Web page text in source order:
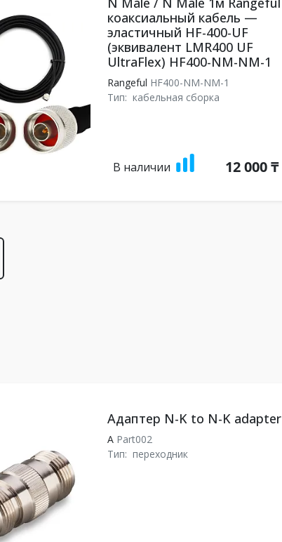
коаксиальный кабель —
эластичный HF-400-UF
(эквивалент LMR400 UF
UltraFlex) HF400-NM-NM-1
Rangeful HF400-NM-NM-1
Тип: кабельная сборка
В наличии 12 000 ₸
Адаптер N-K to N-K adapter
APart002
Тип: переходник